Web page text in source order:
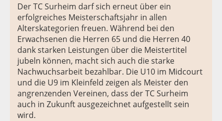
Der TC Surheim darf sich erneut über ein
erfolgreiches Meisterschaftsjahr in allen
Alterskategorien freuen. Während bei den
Erwachsenen die Herren 65 und die Herren 40
dank starken Leistungen über die Meistertitel
jubeln können, macht sich auch die starke
Nachwuchsarbeit bezahlbar. Die U10 im Midcourt
und die U9 im Kleinfeld zeigen als Meister den
angrenzenden Vereinen, dass der TC Surheim
auch in Zukunft ausgezeichnet aufgestellt sein
wird.